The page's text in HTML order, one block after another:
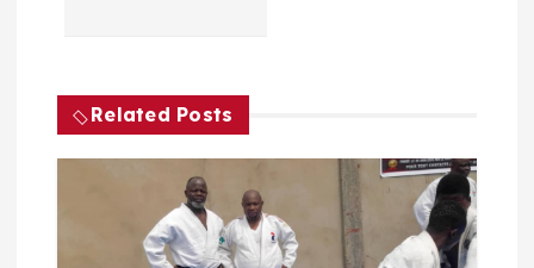
Related Posts